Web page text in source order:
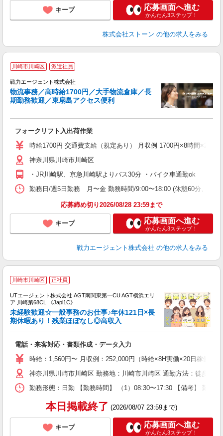
キープ 応募画面へ進む
かんたん3ステップ！
株式会社ストーン の他の求人をみる
川崎市川崎区 派遣社員
戦力エージェント株式会社
物流事務／高時給1700円／大手物流倉庫／長
期勤務歓迎／東扇島アクセス便利
フォークリフト入出荷作業
時給1700円 交通費支給（規定あり） 月収例 1700円×8時間×22日
神奈川県川崎市川崎区
・JR川崎駅、京急川崎駅よりバス30分 ・バイク車通勤ok
勤務日/週5日勤務 月〜金 勤務時間/9:00〜18:00 (休憩60分、実働
応募締め切り2026/08/28 23:59まで
キープ 応募画面へ進む
かんたん3ステップ！
戦力エージェント株式会社 の他の求人をみる
川崎市川崎区 正社員
UTエージェント株式会社 AGT南関東第一CU AGT横浜エリ
ア 川崎第68CL 《Japl1C》
未経験歓迎☆一般事務のお仕事♪年休121日×長
期休暇あり！残業ほぼなし◎高収入
電話・来客対応・書類作成・データ入力
時給：1,560円〜 月収例：252,000円（時給×8H実働×20日稼働＋
神奈川県川崎市川崎区 勤務地：川崎市川崎区 通勤方法：徒歩/バ
勤務形態：日勤 【勤務時間】 （1）08:30〜17:30 【備考】 勤務
本日掲載終了 (2026/08/07 23:59まで)
キープ 応募画面へ進む
かんたん3ステップ！